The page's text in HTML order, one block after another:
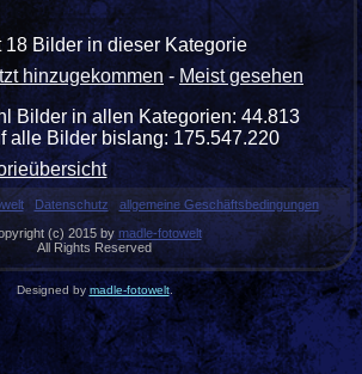
18 Bilder in dieser Kategorie
hinzugekommen - Meist gesehen
Bilder in allen Kategorien: 44.813
alle Bilder bislang: 175.547.220
Datenschutz
allgemeine Geschäftsbedingungen
(c) 2015 by madle-fotowelt
All Rights Reserved
Designed bymadle-fotowelt.